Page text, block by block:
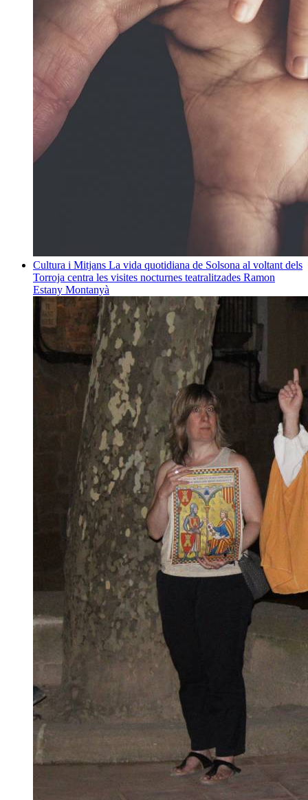
Cultura i Mitjans La vida quotidiana de Solsona al voltant dels
Torroja centra les visites nocturnes teatralitzades Ramon
Estany Montanyà